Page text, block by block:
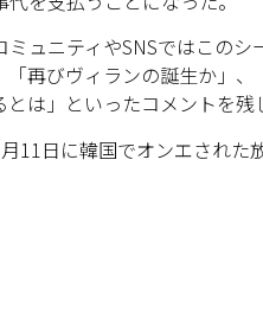
ュニティやSNSではこの
再びヴィランの誕生か」
は」といったコメントを残
11日に韓国でオンエされ